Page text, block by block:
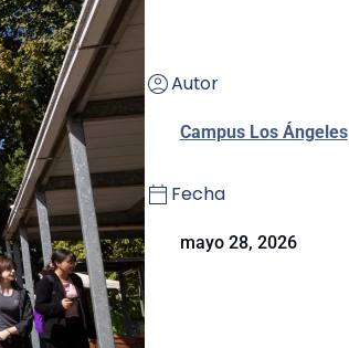
Autor
Campus Los Ángeles
Fecha
mayo 28, 2026